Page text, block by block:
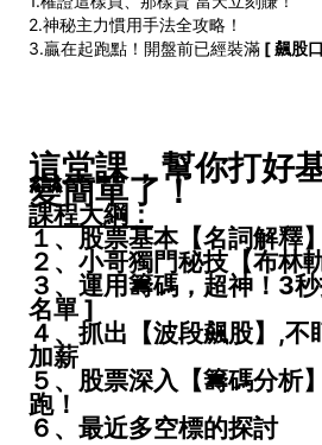
2.神秘主力慣用手法全攻略！
3.贏在起跑點！開盤前已經裝滿 [ 飆股
這堂課，幫你打好
變簡單了！
課程大綱：
１、股票基本【名詞解釋】
２、 小哥獨門秘技【布林
３、運用籌碼，超神！3秒
名單 ]
４、抓出【波段飆股】,不
加薪
５、股票深入【籌碼分析
跑！
６、最近多空標的探討